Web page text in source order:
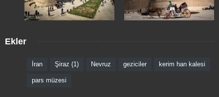
Ekler
İran Şiraz (1) Nevruz geziciler kerim han kalesi
pars müzesi